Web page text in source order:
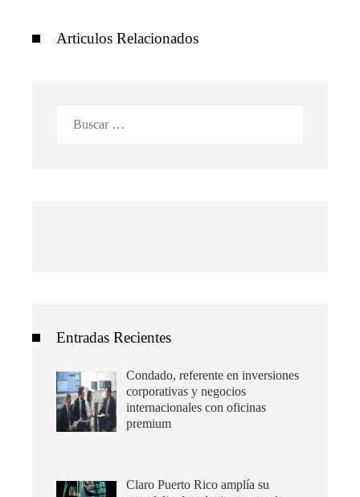
Articulos Relacionados
Entradas Recientes
Condado, referente en inversiones
corporativas y negocios
internacionales con oficinas
premium
Claro Puerto Rico amplía su